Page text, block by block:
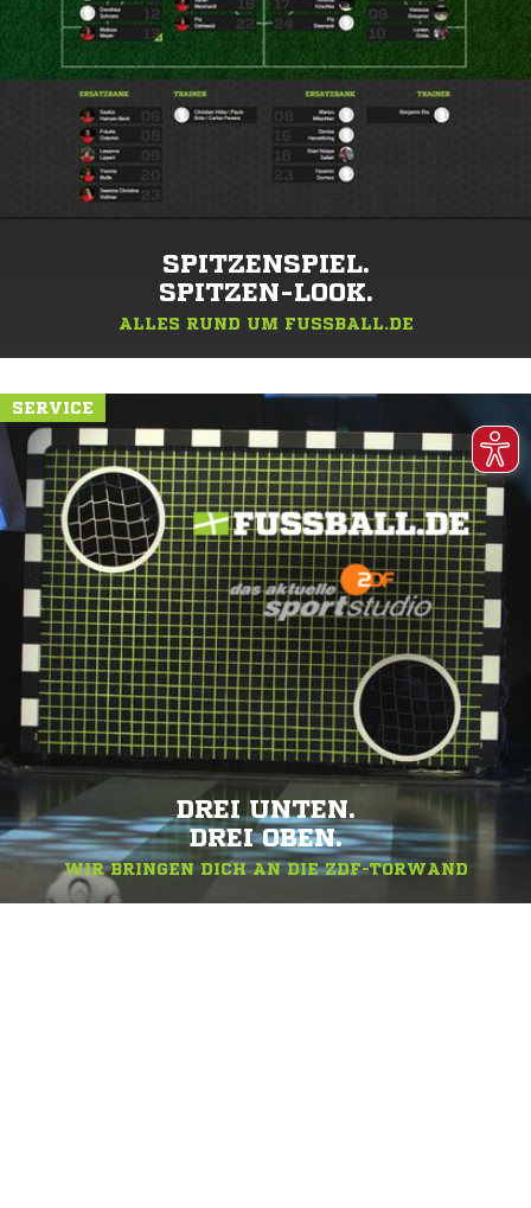
SPITZENSPIEL.
SPITZEN-LOOK.
ALLES RUND UM FUSSBALL.DE
SERVICE
DREI UNTEN.
DREI OBEN.
WIR BRINGEN DICH AN DIE ZDF-TORWAND